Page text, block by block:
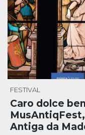
FESTIVAL
Caro dolce
Antiga da